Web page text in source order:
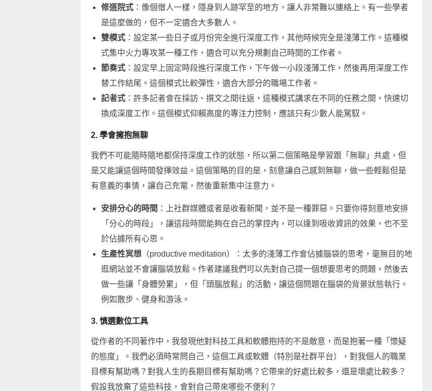
修道院式 ：像個僧人一樣，隱身到人跡罕至的地方，讓人非常難以連絡上。有一些學者
是這麼做的，但不一定適合大多數人。
雙模式 ：設定某一些日子或月份完全進行深度工作，其他時候完全是淺薄工作。這種模
式集中火力專攻某一種工作，適合可以充分規劃自己時間的工作者。
節奏式 ：設定早上固定時段進行深度工作，下午做一小段淺薄工作，然後再用深度工作
替工作結尾。這個模式比較彈性，適合大部分的職場工作者。
記者式 ：許多記者會在採訪、撰文之間往返，這種模式講求在不同的任務之間，快速切
換成深度工作。這個模式仰賴高度的專注力控制，應該只有少數人能駕馭。
2. 學會擁抱無聊
我們不可能隨時隨地都保持深度工作的狀態，所以第二個策略是學習跟「無聊」共處，但
是又能讓這個時間發揮效益。這個策略的目的是，刻意讓自己感到無聊，做一些輕鬆但是
有意義的事情，讓自己充電，然後重新集中注意力。
安排分心的時間 ：上社群媒體或者是收看新聞，並不是一種罪惡。只要你得刻意地安排
「分心的時段」，讓這段時間能夠在自己的掌控內，可以達到吸收資訊的效果，也不至
於佔據所有心思。
生產性冥想 （productive meditation）：太多的淺薄工作會佔據腦袋的思考，毫無目的地
逛網站並不會讓腦袋放鬆。作者建議我們可以先對自己提一個想要思考的問題，然後去
做一些讓「身體勞累」，但「頭腦放鬆」的活動，讓這個問題在腦袋的背景狀態執行。
例如散步、健身和游泳。
3. 慎選數位工具
從作者的不同著作中，我發現他對科技工具和軟體抱持的不是敵意，而是抱著一種「懷疑
的態度」。我們必須時常問自己，這個工具或軟體（特別是社群平台），對我個人的職業
目標有幫助嗎？對我人生的長期目標有幫助嗎？它帶來的好處比較多，還是壞處比較多？
假設我放棄了這些科技，會對自己帶來哪些不便利？